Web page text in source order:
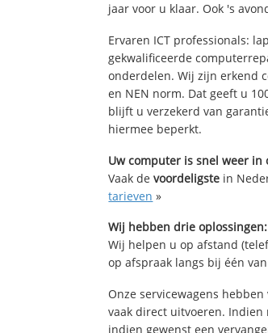
jaar voor u klaar. Ook 's
Ervaren ICT professionals:
gekwalificeerde
onderdelen. Wij zijn erkend
en NEN norm. Dat geeft u
blijft u verzekerd van
hiermee beperkt.
Uw computer is snel weer
Vaak devoordeligste in
tarieven »
Wij hebben drie oplossingen:
Wij helpen u op afstand
op afspraak langs bij één
Onze servicewagens
vaak direct uitvoeren.
indien gewenst een